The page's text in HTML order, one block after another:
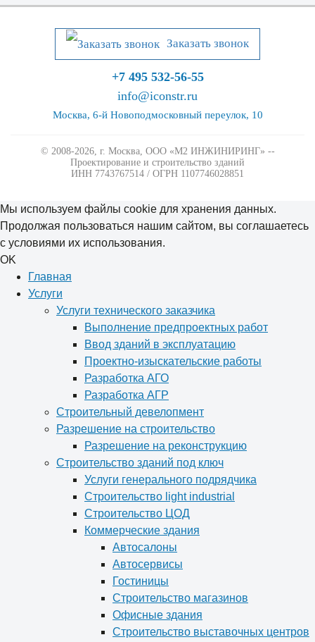
Заказать звонок
+7 495 532-56-55
info@iconstr.ru
Москва, 6-й Новоподмосковный переулок, 10
© 2008-2026, г. Москва, ООО «М2 ИНЖИНИРИНГ» --
Проектирование и строительство зданий
ИНН 7743767514 / ОГРН 1107746028851
Мы используем файлы cookie для хранения данных.
Продолжая пользоваться нашим сайтом, вы соглашаетесь
с условиями их использования.
OK
Главная
Услуги
Услуги технического заказчика
Выполнение предпроектных работ
Ввод зданий в эксплуатацию
Проектно-изыскательские работы
Разработка АГО
Разработка АГР
Строительный девелопмент
Разрешение на строительство
Разрешение на реконструкцию
Строительство зданий под ключ
Услуги генерального подрядчика
Строительство light industrial
Строительство ЦОД
Коммерческие здания
Автосалоны
Автосервисы
Гостиницы
Строительство магазинов
Офисные здания
Строительство выставочных центров